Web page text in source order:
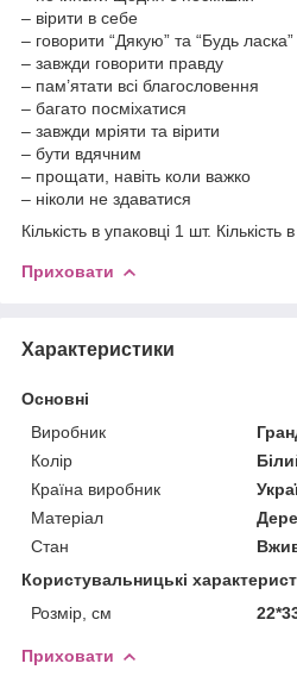
– вірити в себе
– говорити “Дякую” та “Будь ласка”
– завжди говорити правду
– пам’ятати всі благословення
– багато посміхатися
– завжди мріяти та вірити
– бути вдячним
– прощати, навіть коли важко
– ніколи не здаватися
Кількість в упаковці 1 шт.
Приховати
Характеристики
Основні
Виробник
Колір
Країна виробник
Матеріал
Стан
Користувальницькі
Розмір, см
Приховати